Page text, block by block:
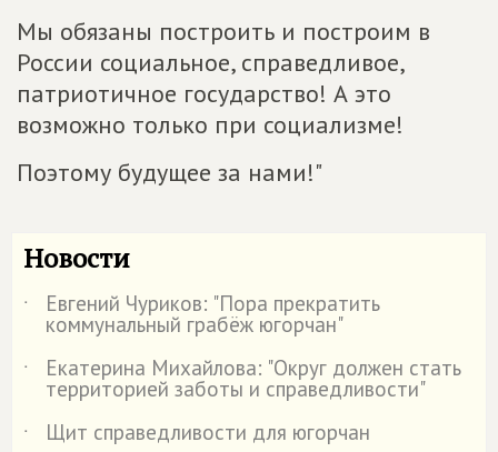
Мы обязаны построить и построим в
России социальное, справедливое,
патриотичное государство! А это
возможно только при социализме!
Поэтому будущее за нами!"
Новости
˙ Евгений Чуриков: "Пора прекратить
коммунальный грабёж югорчан"
˙
Екатерина Михайлова: "Округ должен стать
территорией заботы и справедливости"
˙
Щит справедливости для югорчан